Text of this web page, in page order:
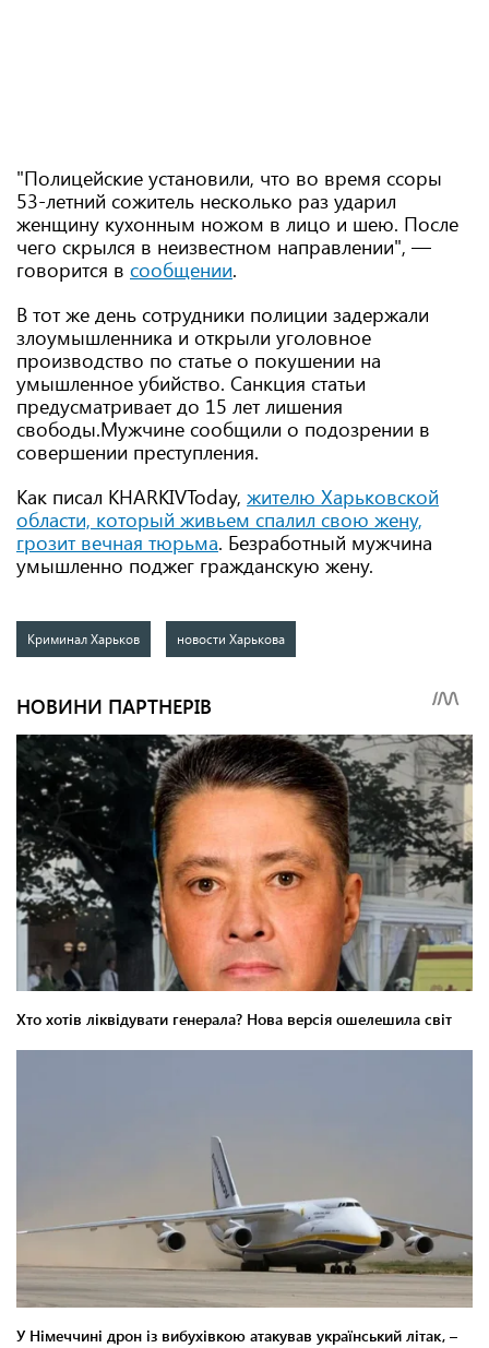
"Полицейские установили, что во время ссоры
53-летний сожитель несколько раз ударил
женщину кухонным ножом в лицо и шею. После
чего скрылся в неизвестном направлении", —
говорится в сообщении.
В тот же день сотрудники полиции задержали
злоумышленника и открыли уголовное
производство по статье о покушении на
умышленное убийство. Санкция статьи
предусматривает до 15 лет лишения
свободы.Мужчине сообщили о подозрении в
совершении преступления.
Как писал KHARKIVToday, жителю Харьковской
области, который живьем спалил свою жену,
грозит вечная тюрьма. Безработный мужчина
умышленно поджег гражданскую жену.
Криминал Харьков новости Харькова